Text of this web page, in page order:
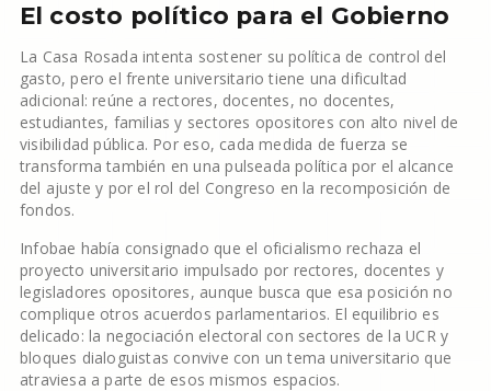
El costo político para el Gobierno
La Casa Rosada intenta sostener su política de control del
gasto, pero el frente universitario tiene una dificultad
adicional: reúne a rectores, docentes, no docentes,
estudiantes, familias y sectores opositores con alto nivel de
visibilidad pública. Por eso, cada medida de fuerza se
transforma también en una pulseada política por el alcance
del ajuste y por el rol del Congreso en la recomposición de
fondos.
Infobae había consignado que el oficialismo rechaza el
proyecto universitario impulsado por rectores, docentes y
legisladores opositores, aunque busca que esa posición no
complique otros acuerdos parlamentarios. El equilibrio es
delicado: la negociación electoral con sectores de la UCR y
bloques dialoguistas convive con un tema universitario que
atraviesa a parte de esos mismos espacios.